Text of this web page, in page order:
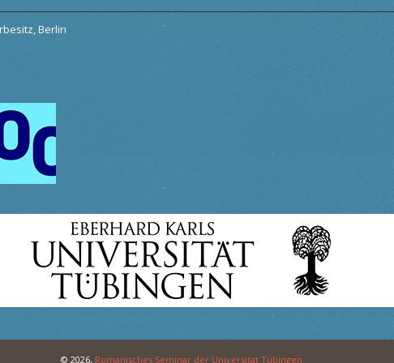
Berlin
© 2026, Romanisches Seminar der Universität Tübingen